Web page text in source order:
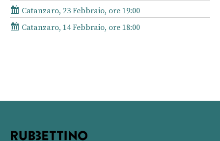
Catanzaro, 23 Febbraio, ore 19:00
Catanzaro, 14 Febbraio, ore 18:00